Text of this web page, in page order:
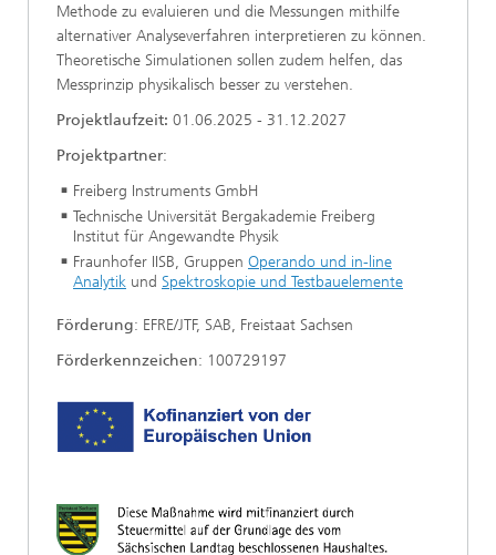
Methode zu evaluieren und die Messungen mithilfe
alternativer Analyseverfahren interpretieren zu können.
Theoretische Simulationen sollen zudem helfen, das
Messprinzip physikalisch besser zu verstehen.
Projektlaufzeit: 01.06.2025 - 31.12.2027
Projektpartner:
Freiberg Instruments GmbH
Technische Universität Bergakademie Freiberg
Institut für Angewandte Physik
Fraunhofer IISB, Gruppen Operando und in-line
Analytik und Spektroskopie und Testbauelemente
Förderung: EFRE/JTF, SAB, Freistaat Sachsen
Förderkennzeichen: 100729197